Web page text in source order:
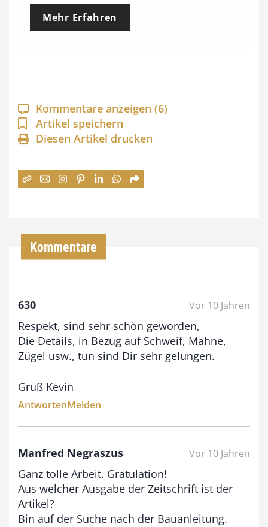
e
p
a
n
n
:
b
i
,
0
Mehr Erfahren
Kommentare anzeigen (6)
Artikel speichern
Diesen Artikel drucken
Kommentare
630 Vor 10 Jahren
Respekt, sind sehr schön geworden,
Die Details, in Bezug auf Schweif, Mähne,
Zügel usw., tun sind Dir sehr gelungen.
Gruß Kevin
AntwortenMelden
Manfred Negraszus Vor 10 Jahren
Ganz tolle Arbeit. Gratulation!
Aus welcher Ausgabe der Zeitschrift ist der
Artikel?
Bin auf der Suche nach der Bauanleitung.